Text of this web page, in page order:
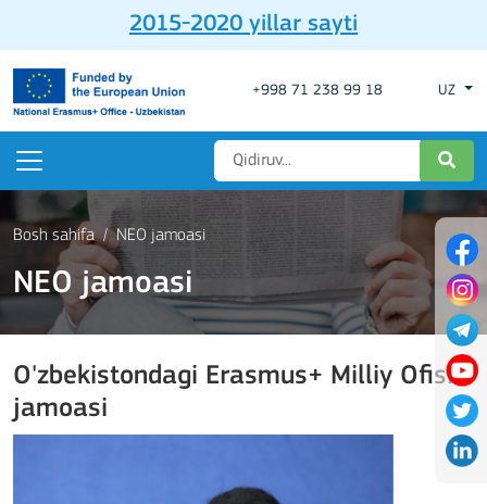
2015-2020 yillar sayti
+998 71 238 99 18 UZ
Bosh sahifa NEO jamoasi
NEO jamoasi
O'zbekistondagi Erasmus+ Milliy Ofisi
jamoasi